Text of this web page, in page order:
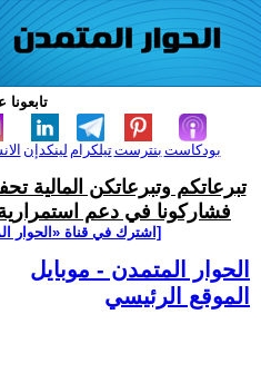
تابعونا
لينكدإن تيلكرامبنترست بودكاست
تبرعاتكم وتبرعاتكن المالية
فشاركونا في دعم
[اشترك في قناة ‫«الحوار
الحوار المتمدن - موبايل
الموقع الرئيسي